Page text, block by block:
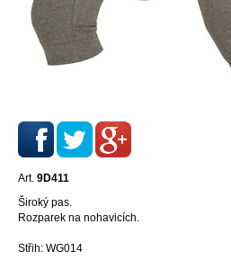
Art. 9D411
Široký pas.
Rozparek na nohavicích.
Střih: WG014